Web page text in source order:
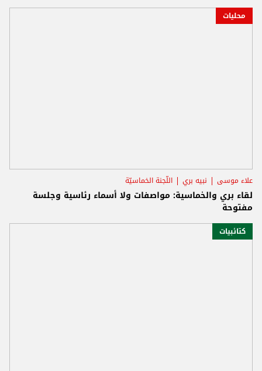
محليات
علاء موسى نبيه بري اللّجنة الخماسيّة
لقاء بري والخماسية: مواصفات ولا أسماء رئاسية وجلسة
مفتوحة
كتائبيات